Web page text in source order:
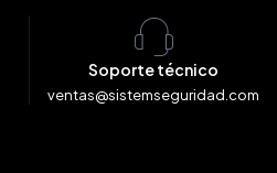
Soporte técnico
ventas@sistemseguridad.com